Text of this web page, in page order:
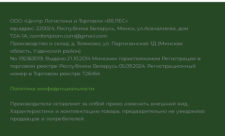
ООО «Центр Логистики и Торговли «ВЕЛЕС»
юр.адрес: 220024, Республика Беларусь, Минск, ул.Асаналиева, дом
72А-1А, comfortprom.com@gmail.com
Производство и склад: д. Теляково, ул. Партизанская 1Д (Минская
область, Узденский район)
No 192363019, Выдано 21.10.2014 Минским горисполкомом Регистрация в
торговом реестре Республики Беларусь 05.09.2024. Регистрационный
номер в Торговом реестре 726454
Политика конфиденциальности
Производители оставляют за собой право изменять внешний вид.
Характеристики и комплектацию товара, предварительно не уведомляя
продавцов и потребителей.